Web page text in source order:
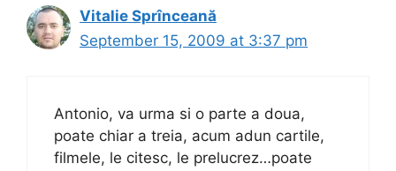
Vitalie Sprînceană
September 15, 2009 at 3:37 pm
Antonio, va urma si o parte a doua,
poate chiar a treia, acum adun cartile,
filmele, le citesc, le prelucrez…poate